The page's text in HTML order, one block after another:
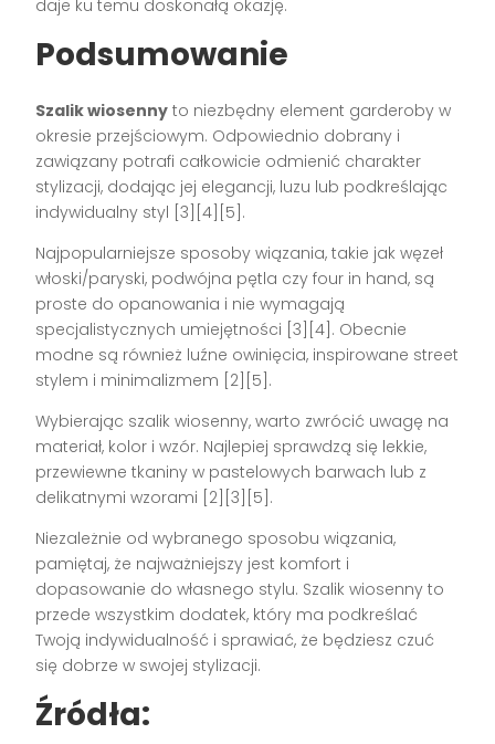
daje ku temu doskonałą okazję.
Podsumowanie
Szalik wiosenny to niezbędny element garderoby w
okresie przejściowym. Odpowiednio dobrany i
zawiązany potrafi całkowicie odmienić charakter
stylizacji, dodając jej elegancji, luzu lub podkreślając
indywidualny styl [3][4][5].
Najpopularniejsze sposoby wiązania, takie jak węzeł
włoski/paryski, podwójna pętla czy four in hand, są
proste do opanowania i nie wymagają
specjalistycznych umiejętności [3][4]. Obecnie
modne są również luźne owinięcia, inspirowane street
stylem i minimalizmem [2][5].
Wybierając szalik wiosenny, warto zwrócić uwagę na
materiał, kolor i wzór. Najlepiej sprawdzą się lekkie,
przewiewne tkaniny w pastelowych barwach lub z
delikatnymi wzorami [2][3][5].
Niezależnie od wybranego sposobu wiązania,
pamiętaj, że najważniejszy jest komfort i
dopasowanie do własnego stylu. Szalik wiosenny to
przede wszystkim dodatek, który ma podkreślać
Twoją indywidualność i sprawiać, że będziesz czuć
się dobrze w swojej stylizacji.
Źródła: